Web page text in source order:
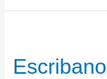
una
para